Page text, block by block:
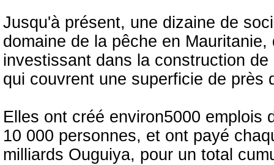
Jusqu'à présent, une dizaine de
domaine de la pêche en
investissant dans la construction
qui couvrent une superficie de près
Elles ont créé environ5000 emplois
10 000 personnes, et ont payé
milliards Ouguiya, pour un total